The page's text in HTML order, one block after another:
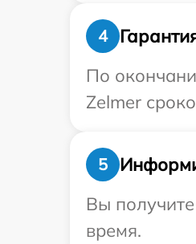
4
По
Zelmer
5
Вы
время.